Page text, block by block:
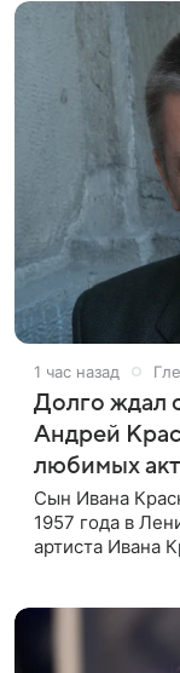
1 час назад
Долго ждал
Андрей
любимых
Сын Ивана
1957 года в
артиста Ивана